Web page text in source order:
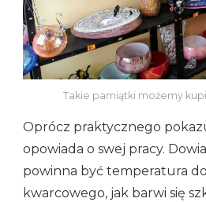
Takie pamiątki możemy
Oprócz praktycznego
opowiada o swej pracy.
powinna być temperatura
kwarcowego, jak barwi się